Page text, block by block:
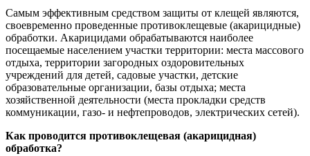
Самым эффективным средством защиты от клещей являются,
своевременно проведенные противоклещевые (акарицидные)
обработки. Акарицидами обрабатываются наиболее
посещаемые населением участки территории: места массового
отдыха, территории загородных оздоровительных
учреждений для детей, садовые участки, детские
образовательные организации, базы отдыха; места
хозяйственной деятельности (места прокладки средств
коммуникации, газо- и нефтепроводов, электрических сетей).
Как проводится противоклещевая (акарицидная)
обработка?